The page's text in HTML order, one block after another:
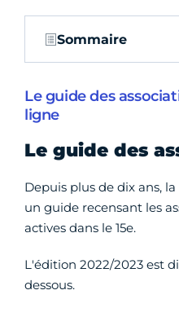
Sommaire
Le guide des
ligne
Le guide des
Depuis plus de dix ans,
un guide recensant les
actives dans le 15e.
L'édition 2022/2023 est
dessous.